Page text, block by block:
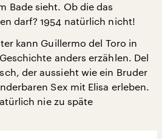
Bade sieht. Ob die das
darf? 1954 natürlich nicht!
kann Guillermo del Toro in
anders erzählen. Del
der aussieht wie ein Bruder
Sex mit Elisa erleben.
nie zu späte